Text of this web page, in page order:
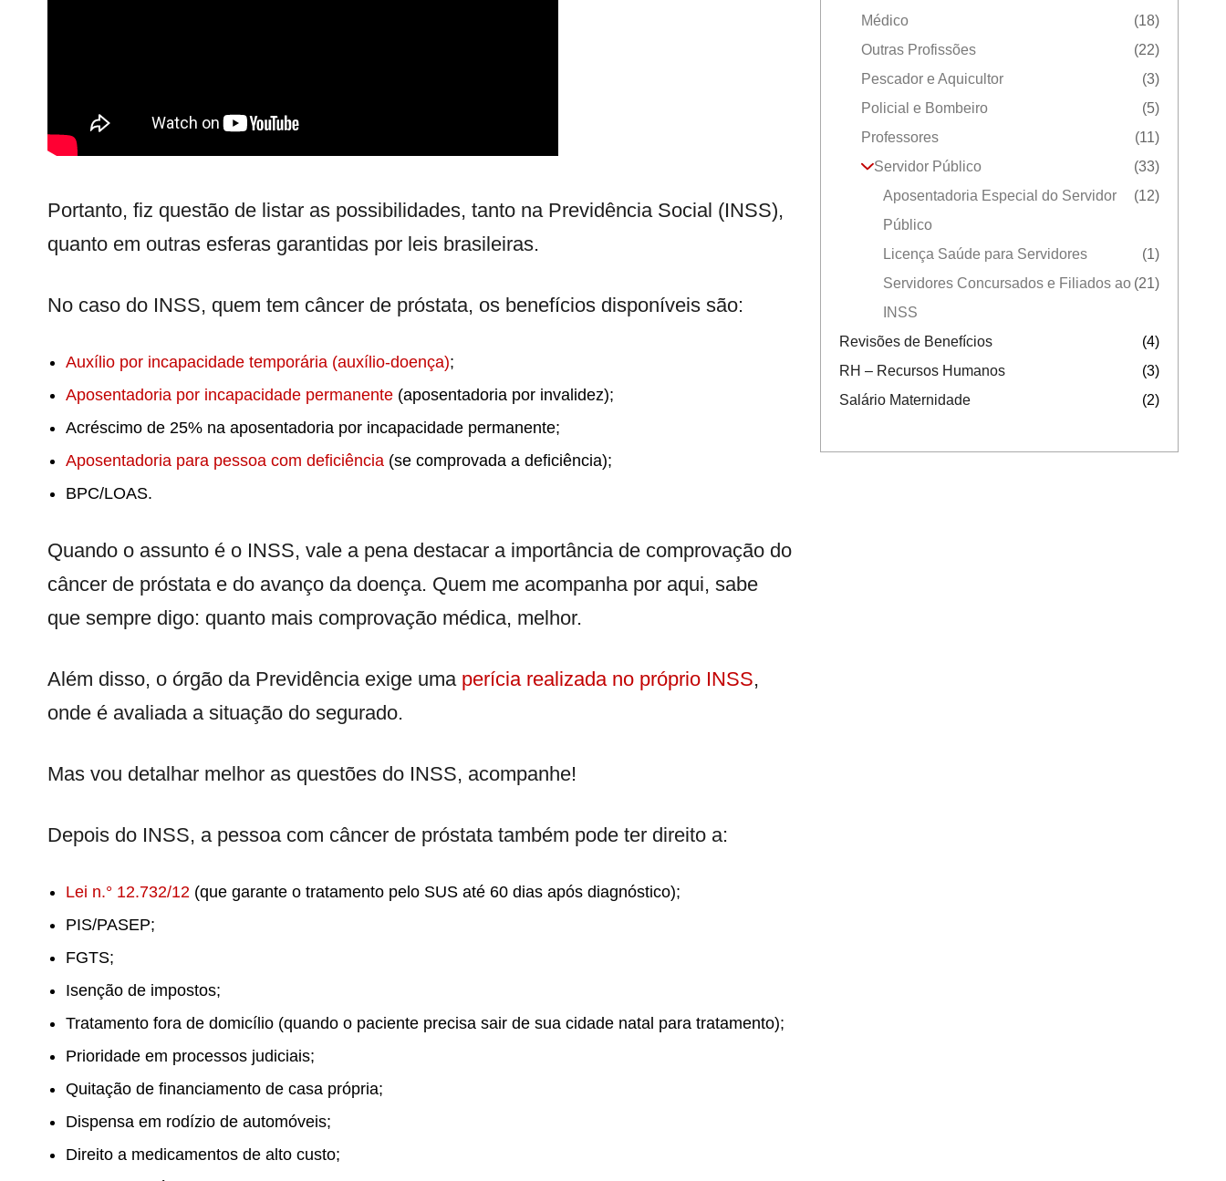
Portanto, fiz questão de listar as possibilidades, tanto na Previdência Social (INSS),
quanto em outras esferas garantidas por leis brasileiras.
No caso do INSS, quem tem câncer de próstata, os benefícios disponíveis são:
Auxílio por incapacidade temporária (auxílio-doença);
Aposentadoria por incapacidade permanente (aposentadoria por invalidez);
Acréscimo de 25% na aposentadoria por incapacidade permanente;
Aposentadoria para pessoa com deficiência (se comprovada a deficiência);
BPC/LOAS.
Quando o assunto é o INSS, vale a pena destacar a importância de comprovação do
câncer de próstata e do avanço da doença. Quem me acompanha por aqui, sabe
que sempre digo: quanto mais comprovação médica, melhor.
Além disso, o órgão da Previdência exige uma perícia realizada no próprio INSS,
onde é avaliada a situação do segurado.
Mas vou detalhar melhor as questões do INSS, acompanhe!
Depois do INSS, a pessoa com câncer de próstata também pode ter direito a:
Lei n.° 12.732/12 (que garante o tratamento pelo SUS até 60 dias após diagnóstico);
PIS/PASEP;
FGTS;
Isenção de impostos;
Tratamento fora de domicílio (quando o paciente precisa sair de sua cidade natal para tratamento);
Prioridade em processos judiciais;
Quitação de financiamento de casa própria;
Dispensa em rodízio de automóveis;
Direito a medicamentos de alto custo;
Médico
(18)
Outras Profissões
(22)
Pescador e Aquicultor
(3)
Policial e Bombeiro
(5)
Professores
(11)
Servidor Público
(33)
Aposentadoria Especial do Servidor
Público
(12)
Licença Saúde para Servidores
(1)
Servidores Concursados e Filiados ao
INSS
(21)
Revisões de Benefícios
(4)
RH – Recursos Humanos
(3)
Salário Maternidade
(2)